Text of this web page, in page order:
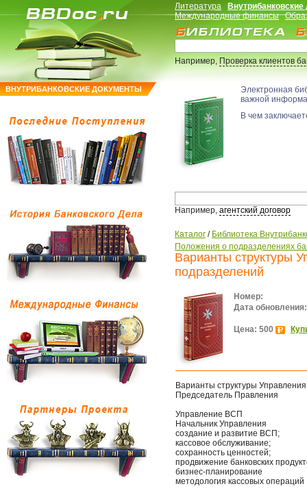
ВНУТРИБАНКОВСКИЕ ДОКУМЕНТЫ
Литература
Международные финансы
Например,Проверка клиентов
Электронная
важной
В чем
Например, агентский договор
Каталог / Библиотека
Положения о подразделениях
Варианты структуры
подразделений
Номер:
Дата обновления:
Цена: 500
Варианты структуры
Председатель Правления
Управление ВСП
Начальник Управления
создание и развитие ВСП;
кассовое обслуживание;
сохранность ценностей;
продвижение банковских
бизнес-планирование
методология кассовых операций